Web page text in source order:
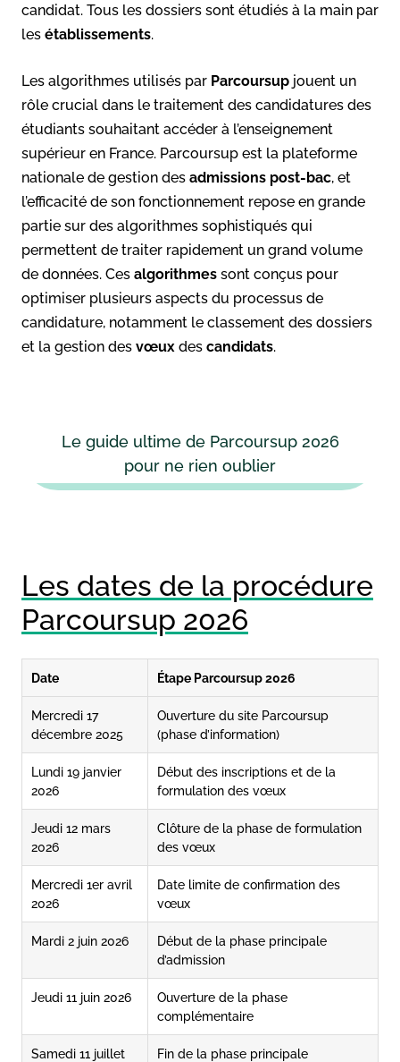
candidat. Tous les dossiers sont étudiés à la main par
les établissements.
Les algorithmes utilisés par Parcoursup jouent un
rôle crucial dans le traitement des candidatures des
étudiants souhaitant accéder à l’enseignement
supérieur en France. Parcoursup est la plateforme
nationale de gestion des admissions post-bac, et
l’efficacité de son fonctionnement repose en grande
partie sur des algorithmes sophistiqués qui
permettent de traiter rapidement un grand volume
de données. Ces algorithmes sont conçus pour
optimiser plusieurs aspects du processus de
candidature, notamment le classement des dossiers
et la gestion des vœux des candidats.
Le guide ultime de Parcoursup 2026
pour ne rien oublier
Les dates de la procédure
Parcoursup 2026
Date Étape Parcoursup 2026
Mercredi 17
décembre 2025
Ouverture du site Parcoursup
(phase d’information)
Lundi 19 janvier
2026
Début des inscriptions et de la
formulation des vœux
Jeudi 12 mars
2026
Clôture de la phase de formulation
des vœux
Mercredi 1er avril
2026
Date limite de confirmation des
vœux
Mardi 2 juin 2026
Début de la phase principale
d’admission
Jeudi 11 juin 2026
Ouverture de la phase
complémentaire
Samedi 11 juillet
Fin de la phase principale